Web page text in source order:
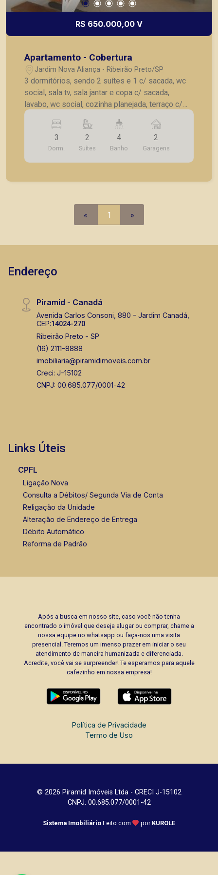
R$ 650.000,00 V
Apartamento - Cobertura
Jardim Nova Aliança - Ribeirão Preto/SP
3 dormitórios, sendo 2 suítes e 1 c/ sacada, wc
social, sala tv, sala jantar e copa c/ sacada,
lavabo, wc social, cozinha planejada, terraço c/
churrasqueira e pia, AS c/ AE, 2 vagas de
garagem.
3
Dorm.
2
Suítes
4
Banho
2
Garagens
« 1 »
Endereço
Piramid - Canadá
Avenida Carlos Consoni, 880 - Jardim Canadá,
CEP:14024-270
Ribeirão Preto - SP
(16) 2111-8888
imobiliaria@piramidimoveis.com.br
Creci: J-15102
CNPJ: 00.685.077/0001-42
Links Úteis
CPFL
Ligação Nova
Consulta a Débitos/ Segunda Via de Conta
Religação da Unidade
Alteração de Endereço de Entrega
Débito Automático
Reforma de Padrão
Após a busca em nosso site, caso você não tenha
encontrado o imóvel que deseja alugar ou comprar, chame a
nossa equipe no whatsapp ou faça-nos uma visita
presencial. Teremos um imenso prazer em iniciar o seu
atendimento de maneira humanizada e diferenciada.
Acredite, você vai se surpreender! Te esperamos para aquele
cafezinho em nossa empresa!
Política de Privacidade
Termo de Uso
© 2026 Piramid Imóveis Ltda - CRECI J-15102
CNPJ: 00.685.077/0001-42
Sistema Imobiliário Feito com por KUROLE